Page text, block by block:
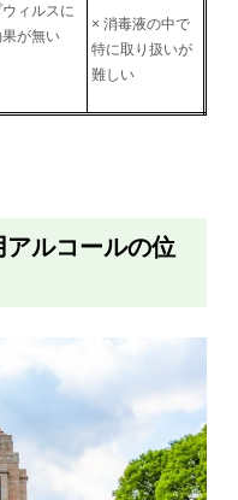
ウィルスに
が無い
× 消毒液の中で
特に取り扱いが
難しい
ルコールの位